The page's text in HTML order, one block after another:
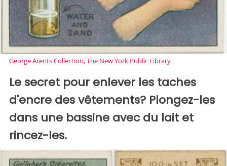
George Arents Collection, The New York Public Library
Le secret pour enlever les taches
d'encre des vêtements? Plongez-les
dans une bassine avec du lait et
rincez-les.